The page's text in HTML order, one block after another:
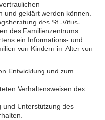
und geklärt werden können.
des St.-Vitus-
des Familienzentrums
ein Informations- und
von Kindern im Alter von
Entwicklung und zum
Verhaltensweisen des
und Unterstützung des